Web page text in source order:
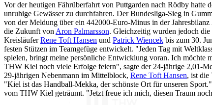
Vor der heutigen Fährüberfahrt von Puttgarden nach Rödby hatte
unruhige Gewässer zu durchfahren. Der Bundesliga-Sieg in
von der Meldung über ein 442000-Euro-Minus in der
die Zukunft von Aron Palmarsson. Gleichzeitig wurden jedoch
KreisläuferRene Toft Hansen und Patrick Wiencek bis zum 30.
festen Stützen im Teamgefüge entwickelt. "Jeden Tag mit
spielen, bringt meine persönliche Entwicklung voran. Ich möchte
THW Kiel noch viele Erfolge feiern", sagte der 24-jährige 2,01-
29-jährigen Nebenmann im Mittelblock, Rene Toft Hansen, ist die
"Kiel ist das Handball-Mekka, der schönste Ort für unseren
vom THW Kiel geträumt. "Jetzt freue ich mich, diesen Traum